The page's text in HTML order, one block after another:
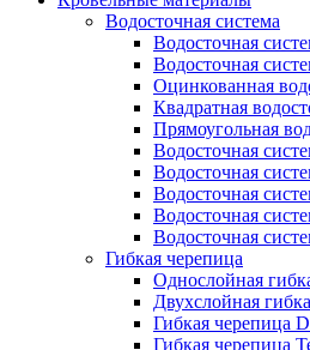
Водосточная система
Водосточная
Водосточная
Оцинкованная
Квадратная
Прямоугольная
Водосточная
Водосточная
Водосточная
Водосточная
Водосточная
Гибкая черепица
Однослойная
Двухслойная
Гибкая черепица
Гибкая черепица